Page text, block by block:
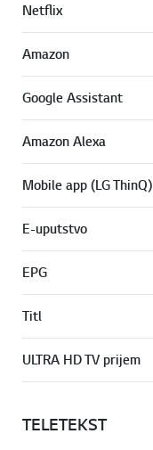
Netflix
Amazon
Google Assistant
Amazon Alexa
Mobile app (LG ThinQ)
E-uputstvo
EPG
Titl
ULTRA HD TV prijem
TELETEKST